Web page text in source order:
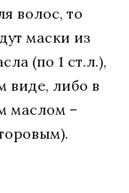
волос, то
маски из
(по 1 ст.л.),
виде, либо в
маслом –